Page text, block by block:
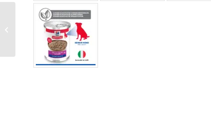
Hill’s Canine Puppy –
Sp – Beef – 12 X 370